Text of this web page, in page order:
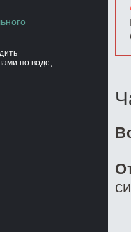
по воде,